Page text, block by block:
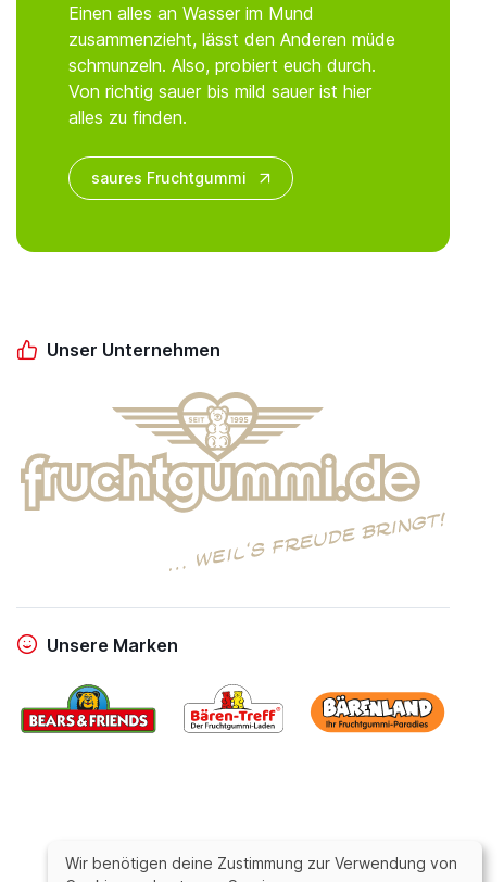
Einen alles an Wasser im Mund
zusammenzieht, lässt den Anderen müde
schmunzeln. Also, probiert euch durch.
Von richtig sauer bis mild sauer ist hier
alles zu finden.
saures Fruchtgummi
Unser Unternehmen
Unsere Marken
Wir benötigen deine Zustimmung zur Verwendung von